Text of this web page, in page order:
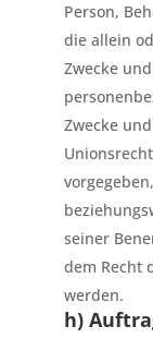
Person,
die allein
Zwecke
Zwecke
seiner
dem Recht
werden.
h)